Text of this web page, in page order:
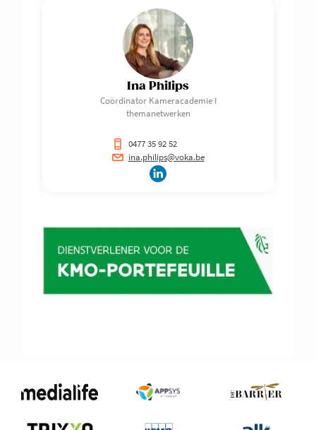
Ina Philips
Coördinator Kameracademie I
themanetwerken
0477 35 92 52
ina.philips@voka.be